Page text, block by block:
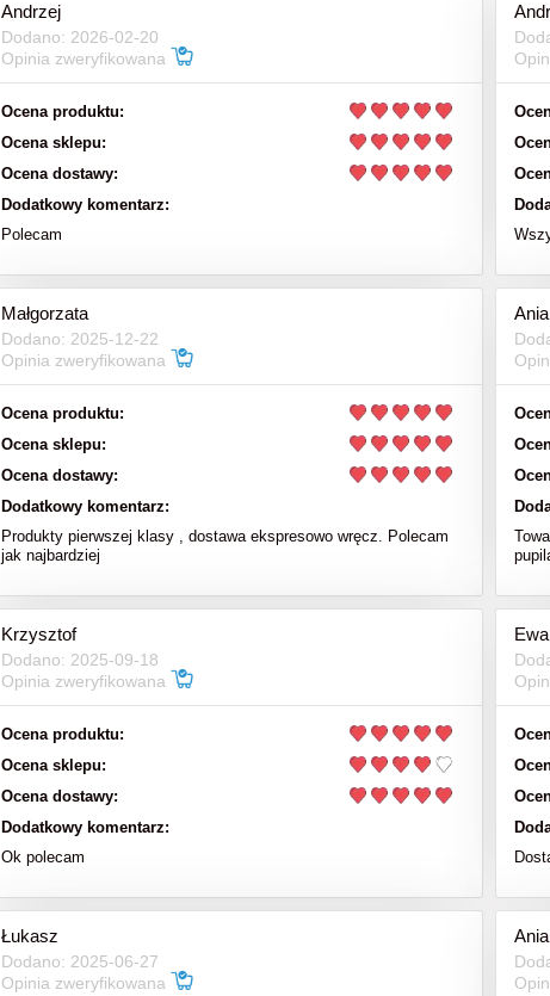
Andrzej
Dodano: 2026-02-20
Opinia zweryfikowana
Ocena produktu:
Ocena sklepu:
Ocena dostawy:
Dodatkowy komentarz:
Polecam
Małgorzata
Dodano: 2025-12-22
Opinia zweryfikowana
Ocena produktu:
Ocena sklepu:
Ocena dostawy:
Dodatkowy komentarz:
Produkty pierwszej klasy , dostawa ekspresowo wręcz. Polecam
jak najbardziej
Ania
Krzysztof
Dodano: 2025-09-18
Opinia zweryfikowana
Ocena produktu:
Ocena sklepu:
Ocena dostawy:
Dodatkowy komentarz:
Ok polecam
Ewa
Łukasz
Dodano: 2025-06-27
Opinia zweryfikowana